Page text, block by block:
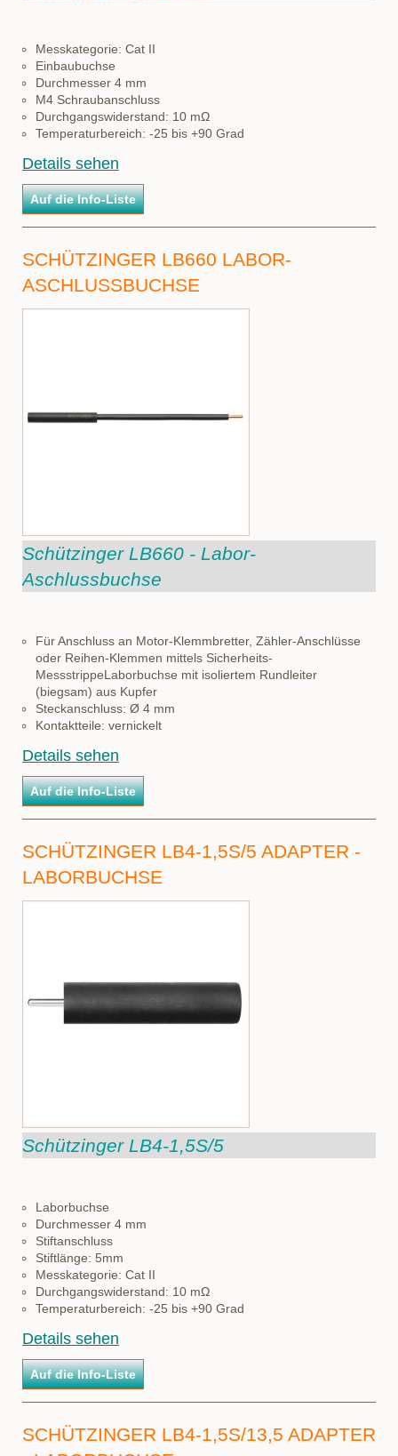
Messkategorie: Cat II
Einbaubuchse
Durchmesser 4 mm
M4 Schraubanschluss
Durchgangswiderstand: 10 mΩ
Temperaturbereich: -25 bis +90 Grad
Details sehen
SCHÜTZINGER LB660 LABOR-
ASCHLUSSBUCHSE
Schützinger LB660 - Labor-
Aschlussbuchse
Für Anschluss an Motor-Klemmbretter, Zähler-Anschlüsse
oder Reihen-Klemmen mittels Sicherheits-
MessstrippeLaborbuchse mit isoliertem Rundleiter
(biegsam) aus Kupfer
Steckanschluss: Ø 4 mm
Kontaktteile: vernickelt
Details sehen
SCHÜTZINGER LB4-1,5S/5 ADAPTER -
LABORBUCHSE
Schützinger LB4-1,5S/5
Laborbuchse
Durchmesser 4 mm
Stiftanschluss
Stiftlänge: 5mm
Messkategorie: Cat II
Durchgangswiderstand: 10 mΩ
Temperaturbereich: -25 bis +90 Grad
Details sehen
SCHÜTZINGER LB4-1,5S/13,5 ADAPTER